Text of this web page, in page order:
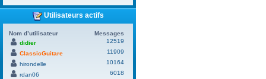
Utilisateurs actifs
Nom d’utilisateur
Messages
didier
12519
ClassicGuitare
11909
hirondelle
10164
rdan06
6018